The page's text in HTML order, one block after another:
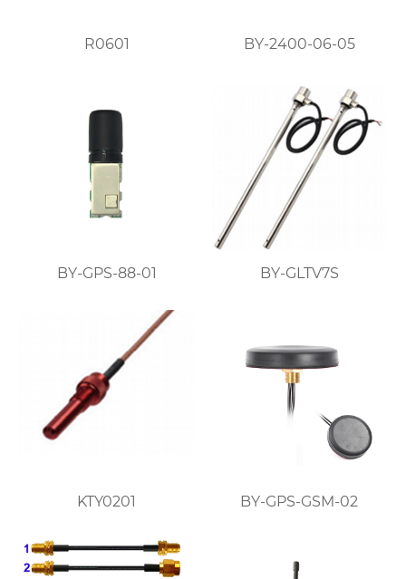
R0601 BY-2400-06-05
BY-GPS-88-01 BY-GLTV7S
KTY0201 BY-GPS-GSM-02